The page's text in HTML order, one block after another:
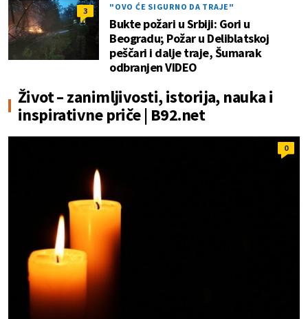
3 "OVO ĆE SIGURNO DA TRAJE"
Bukte požari u Srbiji: Gori u
Beogradu; Požar u Deliblatskoj
peščari i dalje traje, Šumarak
odbranjen VIDEO
Život – zanimljivosti, istorija, nauka i
inspirativne priče | B92.net
0